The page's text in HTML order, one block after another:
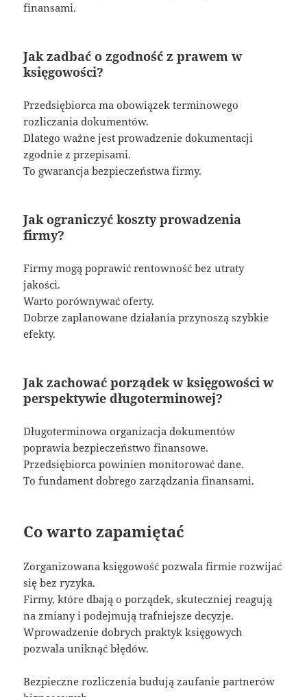
finansami.
Jak zadbać o zgodność z prawem w
księgowości?
Przedsiębiorca ma obowiązek terminowego
rozliczania dokumentów.
Dlatego ważne jest prowadzenie dokumentacji
zgodnie z przepisami.
To gwarancja bezpieczeństwa firmy.
Jak ograniczyć koszty prowadzenia
firmy?
Firmy mogą poprawić rentowność bez utraty
jakości.
Warto porównywać oferty.
Dobrze zaplanowane działania przynoszą szybkie
efekty.
Jak zachować porządek w księgowości w
perspektywie długoterminowej?
Długoterminowa organizacja dokumentów
poprawia bezpieczeństwo finansowe.
Przedsiębiorca powinien monitorować dane.
To fundament dobrego zarządzania finansami.
Co warto zapamiętać
Zorganizowana księgowość pozwala firmie rozwijać
się bez ryzyka.
Firmy, które dbają o porządek, skuteczniej reagują
na zmiany i podejmują trafniejsze decyzje.
Wprowadzenie dobrych praktyk księgowych
pozwala uniknąć błędów.
Bezpieczne rozliczenia budują zaufanie partnerów